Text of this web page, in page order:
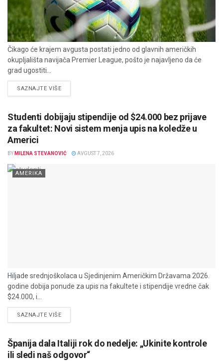
Čikago će krajem avgusta postati jedno od glavnih američkih
okupljališta navijača Premier League, pošto je najavljeno da će
grad ugostiti...
SAZNAJTE VIŠEDETAILS
Studenti dobijaju stipendije od $24.000 bez prijave
za fakultet: Novi sistem menja upis na koledže u
Americi
BY MILENA STEVANOVIĆ AVGUST 7, 2026
AMERIKA
Hiljade srednjoškolaca u Sjedinjenim Američkim Državama 2026.
godine dobija ponude za upis na fakultete i stipendije vredne čak
$24.000, i...
SAZNAJTE VIŠEDETAILS
Španija dala Italiji rok do nedelje: „Ukinite kontrole
ili sledi naš odgovor“